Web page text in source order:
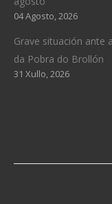
04 Agosto, 2026
Grave situación ante
da Pobra do Brollón
31 Xullo, 2026